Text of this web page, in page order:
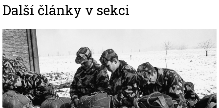
Další články v sekci
Image